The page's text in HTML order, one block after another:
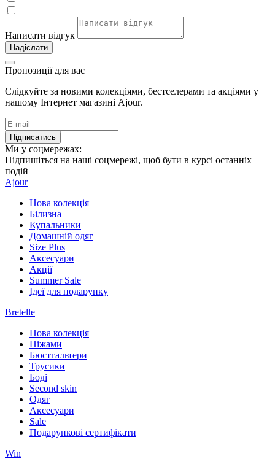
Написати відгук
Надіслати
Пропозиції для вас
Слідкуйте за новими колекціями, бестселерами та акціями у
нашому Інтернет магазині Ajour.
Підписатись
Ми у соцмережах:
Підпишіться на наші соцмережі, щоб бути в курсі останніх
подій
Ajour
Нова колекція
Білизна
Купальники
Домашній одяг
Size Plus
Аксесуари
Акції
Summer Sale
Ідеї для подарунку
Bretelle
Нова колекція
Піжами
Бюстгальтери
Трусики
Боді
Second skin
Одяг
Аксесуари
Sale
Подарункові сертифікати
Win